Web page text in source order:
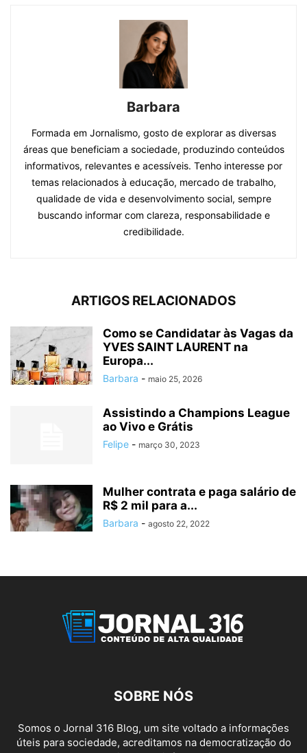
Barbara
Formada em Jornalismo, gosto de explorar as diversas
áreas que beneficiam a sociedade, produzindo conteúdos
informativos, relevantes e acessíveis. Tenho interesse por
temas relacionados à educação, mercado de trabalho,
qualidade de vida e desenvolvimento social, sempre
buscando informar com clareza, responsabilidade e
credibilidade.
ARTIGOS RELACIONADOS
Como se Candidatar às Vagas da
YVES SAINT LAURENT na
Europa...
Barbara - maio 25, 2026
Assistindo a Champions League
ao Vivo e Grátis
Felipe - março 30, 2023
Mulher contrata e paga salário de
R$ 2 mil para a...
Barbara - agosto 22, 2022
SOBRE NÓS
Somos o Jornal 316 Blog, um site voltado a informações
úteis para sociedade, acreditamos na democratização do